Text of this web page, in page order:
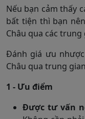
Nếu bạn cảm thấy
bất tiện thì bạn
Châu qua các
Đánh giá ưu
Châu qua trung gian
1 - Ưu điểm
Được tư vấn